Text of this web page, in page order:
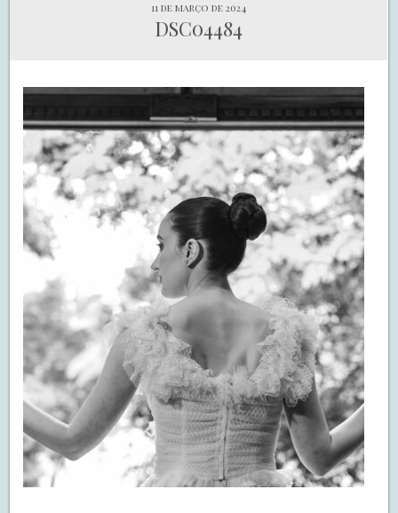
11 de março de 2024
DSC04484